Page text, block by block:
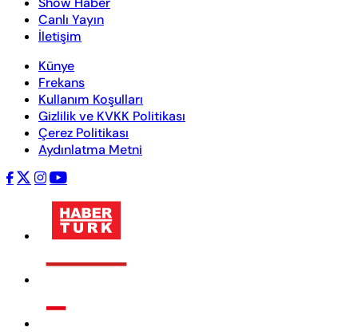
Canlı Yayın
İletişim
Künye
Frekans
Kullanım Koşulları
Gizlilik ve KVKK Politikası
Çerez Politikası
Aydınlatma Metni